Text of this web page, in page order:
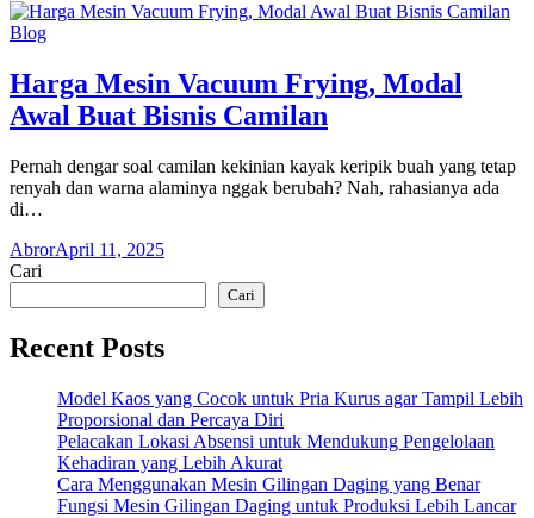
Blog
Harga Mesin Vacuum Frying, Modal
Awal Buat Bisnis Camilan
Pernah dengar soal camilan kekinian kayak keripik buah yang tetap
renyah dan warna alaminya nggak berubah? Nah, rahasianya ada
di…
AbrorApril 11, 2025
Cari
Cari
Recent Posts
Model Kaos yang Cocok untuk Pria Kurus agar Tampil Lebih
Proporsional dan Percaya Diri
Pelacakan Lokasi Absensi untuk Mendukung Pengelolaan
Kehadiran yang Lebih Akurat
Cara Menggunakan Mesin Gilingan Daging yang Benar
Fungsi Mesin Gilingan Daging untuk Produksi Lebih Lancar